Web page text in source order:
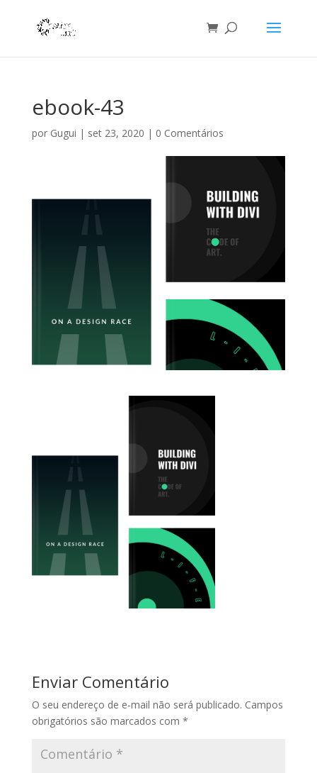
ebook-43
por Gugui | set 23, 2020 | 0 Comentários
Enviar Comentário
O seu endereço de e-mail não será publicado. Campos
obrigatórios são marcados com *